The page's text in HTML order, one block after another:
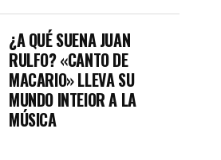
¿A QUÉ SUENA JUAN
RULFO? «CANTO DE
MACARIO» LLEVA SU
MUNDO INTEIOR A LA
MÚSICA